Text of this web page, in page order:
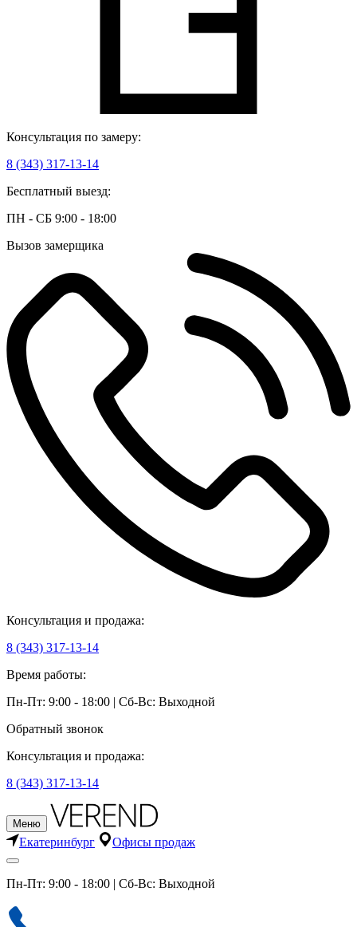
Консультация по замеру:
8 (343) 317-13-14
Бесплатный выезд:
ПН - СБ 9:00 - 18:00
Вызов замерщика
Консультация и продажа:
8 (343) 317-13-14
Время работы:
Пн-Пт: 9:00 - 18:00 | Сб-Вс: Выходной
Обратный звонок
Консультация и продажа:
8 (343) 317-13-14
Меню
Екатеринбург Офисы продаж
Пн-Пт: 9:00 - 18:00 | Сб-Вс: Выходной